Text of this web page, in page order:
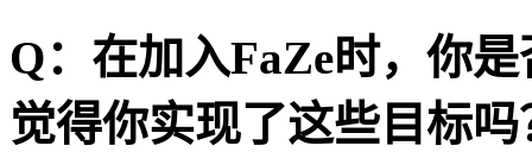
Q：在加入FaZe时，你
觉得你实现了这些目标吗